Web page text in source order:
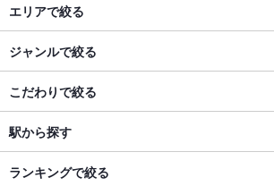
エリアで絞る
ジャンルで絞る
こだわりで絞る
駅から探す
ランキングで絞る